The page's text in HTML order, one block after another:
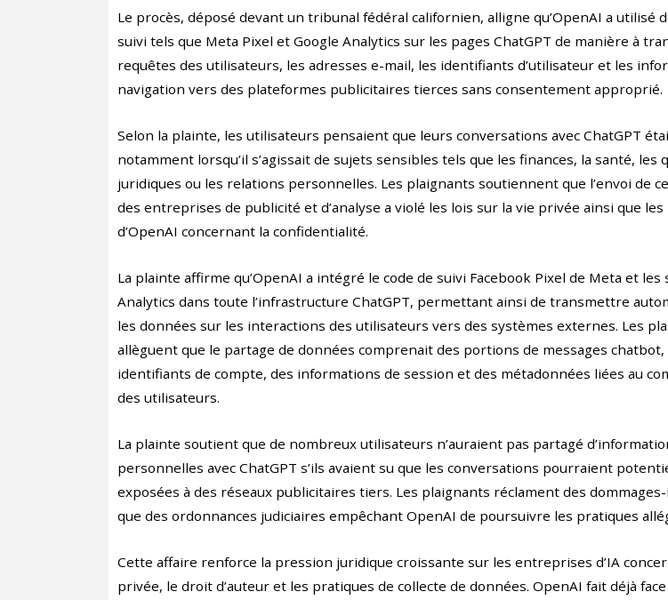
Le procès, déposé devant un tribunal fédéral californien, alligne qu’OpenAI a utilisé
suivi tels que Meta Pixel et Google Analytics sur les pages ChatGPT de manière à
requêtes des utilisateurs, les adresses e-mail, les identifiants d’utilisateur et les
navigation vers des plateformes publicitaires tierces sans consentement approprié.
Selon la plainte, les utilisateurs pensaient que leurs conversations avec ChatGPT
notamment lorsqu’il s’agissait de sujets sensibles tels que les finances, la santé, les
juridiques ou les relations personnelles. Les plaignants soutiennent que l’envoi de
des entreprises de publicité et d’analyse a violé les lois sur la vie privée ainsi que
d’OpenAI concernant la confidentialité.
La plainte affirme qu’OpenAI a intégré le code de suivi Facebook Pixel de Meta et les
Analytics dans toute l’infrastructure ChatGPT, permettant ainsi de transmettre
les données sur les interactions des utilisateurs vers des systèmes externes. Les
allèguent que le partage de données comprenait des portions de messages chatbot,
identifiants de compte, des informations de session et des métadonnées liées au
des utilisateurs.
La plainte soutient que de nombreux utilisateurs n’auraient pas partagé
personnelles avec ChatGPT s’ils avaient su que les conversations pourraient
exposées à des réseaux publicitaires tiers. Les plaignants réclament des
que des ordonnances judiciaires empêchant OpenAI de poursuivre les pratiques
Cette affaire renforce la pression juridique croissante sur les entreprises d’IA
privée, le droit d’auteur et les pratiques de collecte de données. OpenAI fait déjà face